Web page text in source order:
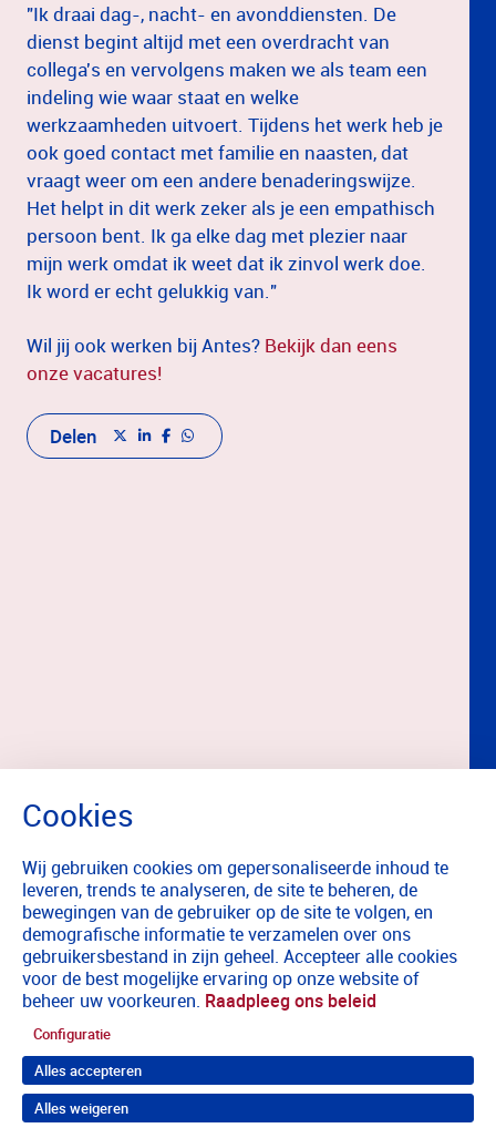
"Ik draai dag-, nacht- en avonddiensten. De
dienst begint altijd met een overdracht van
collega's en vervolgens maken we als team een
indeling wie waar staat en welke
werkzaamheden uitvoert. Tijdens het werk heb je
ook goed contact met familie en naasten, dat
vraagt weer om een andere benaderingswijze.
Het helpt in dit werk zeker als je een empathisch
persoon bent. Ik ga elke dag met plezier naar
mijn werk omdat ik weet dat ik zinvol werk doe.
Ik word er echt gelukkig van."
Wil jij ook werken bij Antes? Bekijk dan eens
onze vacatures!
Delen
Wij gebruiken cookies om gepersonaliseerde inhoud te
leveren, trends te analyseren, de site te beheren, de
bewegingen van de gebruiker op de site te volgen, en
demografische informatie te verzamelen over ons
gebruikersbestand in zijn geheel. Accepteer alle cookies
voor de best mogelijke ervaring op onze website of
beheer uw voorkeuren. Raadpleeg ons beleid
Configuratie
Alles accepteren
Alles weigeren